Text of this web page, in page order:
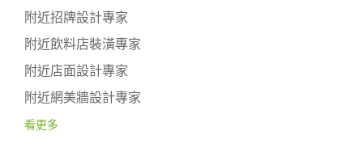
附近招牌設計專家
附近飲料店裝潢專家
附近店面設計專家
附近網美牆設計專家
看更多